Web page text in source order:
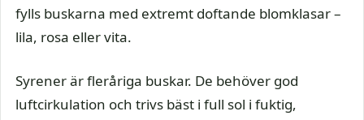
fylls buskarna med extremt doftande blomklasar –
lila, rosa eller vita.
Syrener är fleråriga buskar. De behöver god
luftcirkulation och trivs bäst i full sol i fuktig,